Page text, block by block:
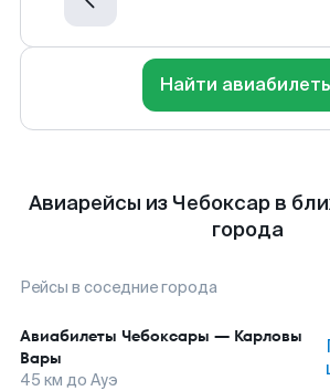
Найти
Авиарейсы из Чебоксар в
города
Рейсы в соседние города
Авиабилеты Чебоксары — Карловы
Вары
45 км до Ауэ